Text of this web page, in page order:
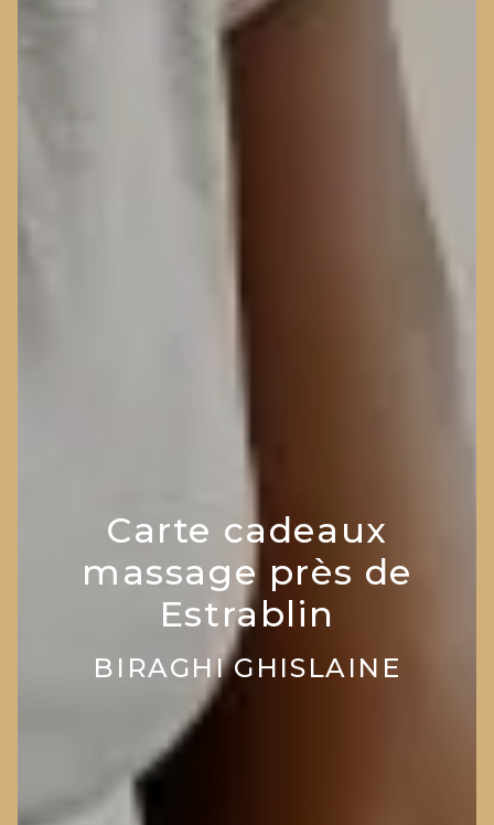
Carte cadeaux
massage près de
Estrablin
BIRAGHI GHISLAINE